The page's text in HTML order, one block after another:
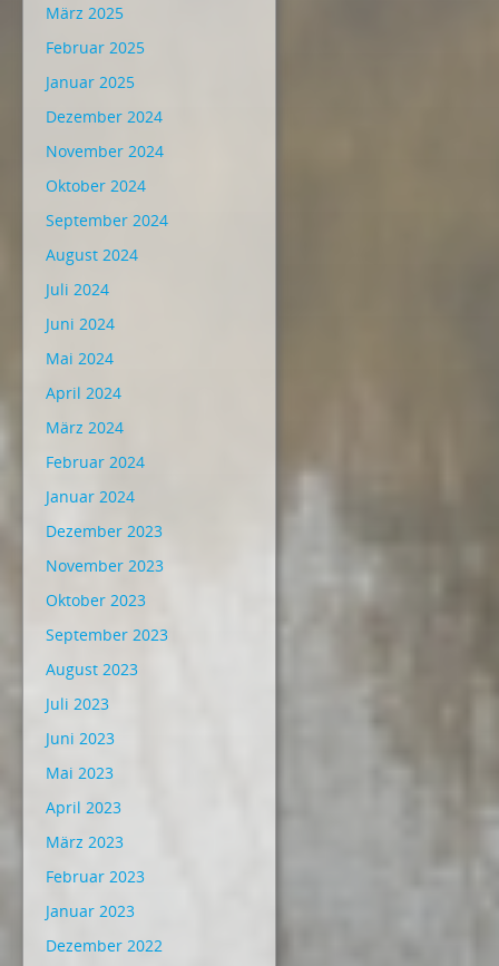
März 2025
Februar 2025
Januar 2025
Dezember 2024
November 2024
Oktober 2024
September 2024
August 2024
Juli 2024
Juni 2024
Mai 2024
April 2024
März 2024
Februar 2024
Januar 2024
Dezember 2023
November 2023
Oktober 2023
September 2023
August 2023
Juli 2023
Juni 2023
Mai 2023
April 2023
März 2023
Februar 2023
Januar 2023
Dezember 2022